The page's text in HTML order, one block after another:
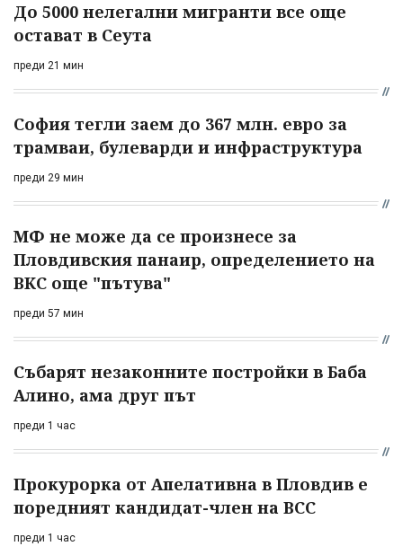
До 5000 нелегални мигранти все още
остават в Сеута
преди 21 мин
София тегли заем до 367 млн. евро за
трамваи, булеварди и инфраструктура
преди 29 мин
МФ не може да се произнесе за
Пловдивския панаир, определението на
ВКС още "пътува"
преди 57 мин
Събарят незаконните постройки в Баба
Алино, ама друг път
преди 1 час
Прокурорка от Апелативна в Пловдив е
поредният кандидат-член на ВСС
преди 1 час